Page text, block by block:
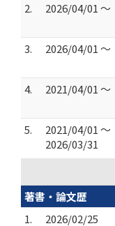
2.
2026/04/01 ～
3.
2026/04/01 ～
4.
2021/04/01 ～
5.
2021/04/01 ～
2026/03/31
著書・論文歴
1.
2026/02/25